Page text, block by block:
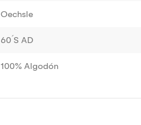
Oechsle
60´S AD
100% Algodón